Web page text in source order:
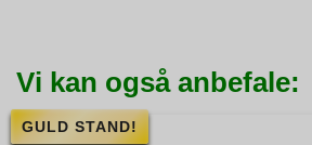
Vi kan også anbefale:
GULD STAND!